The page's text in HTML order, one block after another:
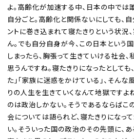
よ。高齢化が加速する中、日本の中では
自分ごと。高齢化と関係ないにしても、
ントに巻き込まれて寝たきりという状況
ん。でも自分自身が今、この日本という
しまったら、胸張って生きていける社会
思うんですね。寝たきりになったとしても
た」「家族に迷惑をかけている」、そん
りの人生を生きていくなんて地獄です
のは政治しかない。そうであるならばこ
会については語られど、寝たきりになっ
い。そういった国の政治のその先頭に、